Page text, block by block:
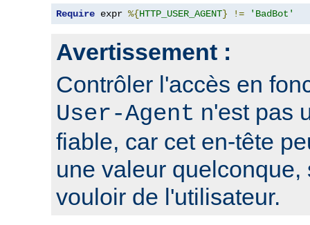
Require expr %{HTTP_USER_AGENT} != 'BadBot'
Avertissement :
Contrôler l'accès en
User-Agent n'est pas
fiable, car cet en-tête
une valeur quelconque,
vouloir de l'utilisateur.